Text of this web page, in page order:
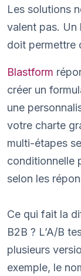
Les solutions
valent pas. Un
doit permettre
Blastform
créer un
une
votre charte
multi-étapes
conditionnelle
selon les
Ce qui fait la
B2B ? L’A/B
plusieurs
exemple, le